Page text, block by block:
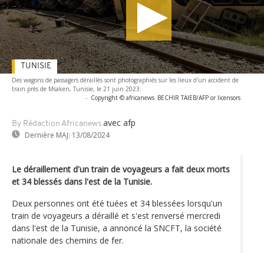
Des wagons de passagers déraillés sont photographiés sur les lieux d'un accident de
train près de Msaken, Tunisie, le 21 juin 2023.
- Copyright © africanews BECHIR TAIEB/AFP or licensors
By Rédaction Africanews avec afp
Dernière MAJ: 13/08/2024
TUNISIE
Le déraillement d'un train de voyageurs a fait deux morts
et 34 blessés dans l'est de la Tunisie.
Deux personnes ont été tuées et 34 blessées lorsqu'un
train de voyageurs a déraillé et s'est renversé mercredi
dans l'est de la Tunisie, a annoncé la SNCFT, la société
nationale des chemins de fer.